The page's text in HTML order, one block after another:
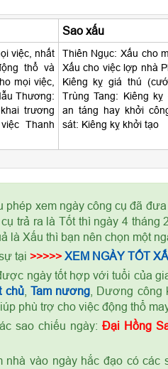
Sao xấu
việc, nhất
thổ và
mọi việc,
Thương:
trương
Thanh
Thiên Ngục: Xấu cho
Xấu cho việc lợp nhà
Kiêng kỵ giá thú
Trùng Tang: Kiêng
an táng hay khởi
sát: Kiêng kỵ khởi tạo
xem ngày công cụ đã
trả ra là Tốt thì ngày 4 tháng
là Xấu thì bạn nên chọn một
tại >>>>> XEM NGÀY TỐT
ngày tốt hợp với tuổi của
chủ, Tam nương , Dương công
phù trợ cho việc động thổ
sao chiếu ngày:Đại Hồng
vào ngày hắc đạo có các